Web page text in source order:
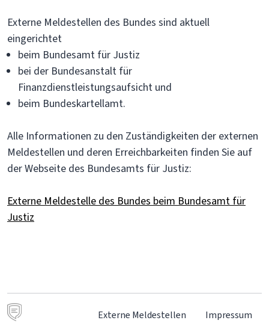
Externe Meldestellen des Bundes sind aktuell
eingerichtet
beim Bundesamt für Justiz
bei der Bundesanstalt für
Finanzdienstleistungsaufsicht und
beim Bundeskartellamt.
Alle Informationen zu den Zuständigkeiten der externen
Meldestellen und deren Erreichbarkeiten finden Sie auf
der Webseite des Bundesamts für Justiz:
Externe Meldestelle des Bundes beim Bundesamt für
Justiz
Externe Meldestellen
Impressum